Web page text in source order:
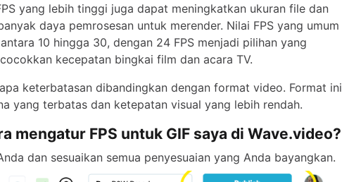
yang lebih tinggi juga dapat meningkatkan ukuran file dan
daya pemrosesan untuk merender. Nilai FPS yang umum
10 hingga 30, dengan 24 FPS menjadi pilihan yang
kecepatan bingkai film dan acara TV.
keterbatasan dibandingkan dengan format video. Format ini
yang terbatas dan ketepatan visual yang lebih rendah.
mengatur FPS untuk GIF saya di Wave.video?
dan sesuaikan semua penyesuaian yang Anda bayangkan.